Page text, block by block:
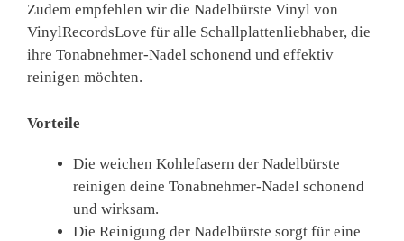
Zudem empfehlen wir die Nadelbürste Vinyl von
VinylRecordsLove für alle Schallplattenliebhaber, die
ihre Tonabnehmer-Nadel schonend und effektiv
reinigen möchten.
Vorteile
Die weichen Kohlefasern der Nadelbürste
reinigen deine Tonabnehmer-Nadel schonend
und wirksam.
Die Reinigung der Nadelbürste sorgt für eine